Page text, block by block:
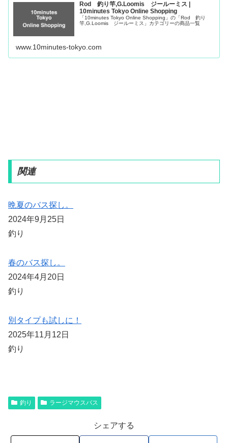
Rod 釣り竿,G.Loomis ジールーミス |
10minutes Tokyo Online Shopping
「10minutes Tokyo Online Shopping」の「Rod 釣り
竿,G.Loomis ジールーミス」カテゴリーの商品一覧
www.10minutes-tokyo.com
関連
晩夏のバス探し。
2024年9月25日
釣り
春のバス探し。
2024年4月20日
釣り
別タイプも試しに！
2025年11月12日
釣り
釣り ラージマウスバス
シェアする